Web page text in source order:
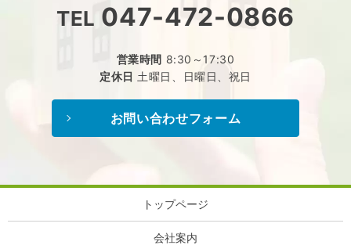
TEL 047-472-0866
営業時間 8:30～17:30
定休日 土曜日、日曜日、祝日
お問い合わせフォーム
トップページ
会社案内